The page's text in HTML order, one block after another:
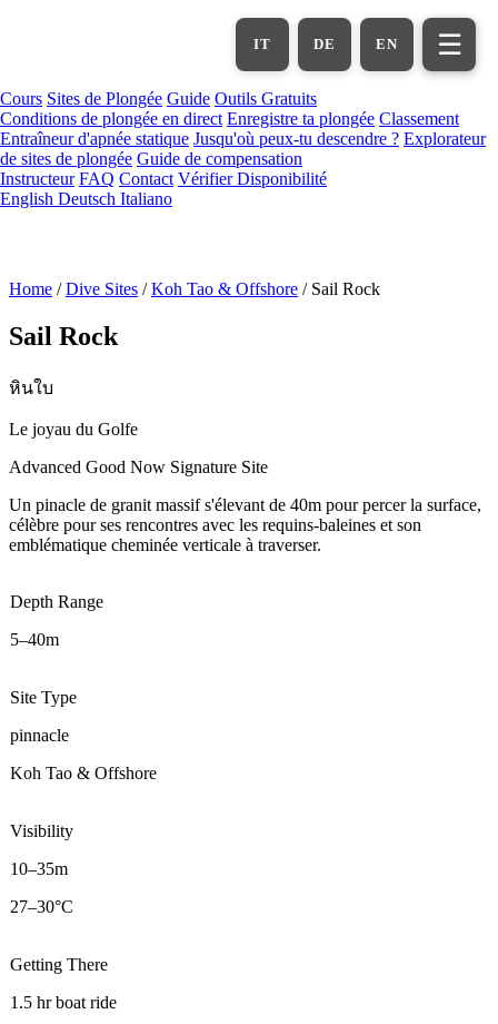
EN
DE
IT ☰
Cours Sites de Plongée Guide Outils Gratuits
Conditions de plongée en direct Enregistre ta plongée Classement
Entraîneur d'apnée statique Jusqu'où peux-tu descendre ? Explorateur
de sites de plongée Guide de compensation
Instructeur FAQ Contact Vérifier Disponibilité
English Deutsch Italiano
Home / Dive Sites / Koh Tao & Offshore / Sail Rock
Sail Rock
หินใบ
Le joyau du Golfe
Advanced Good Now Signature Site
Un pinacle de granit massif s'élevant de 40m pour percer la surface,
célèbre pour ses rencontres avec les requins-baleines et son
emblématique cheminée verticale à traverser.
Depth Range
5–40m
Site Type
pinnacle
Koh Tao & Offshore
Visibility
10–35m
27–30°C
Getting There
1.5 hr boat ride